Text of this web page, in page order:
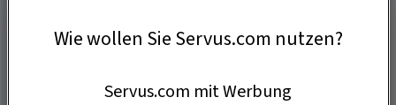
Wie wollen Sie Servus.com nutzen?
Servus.com mit Werbung